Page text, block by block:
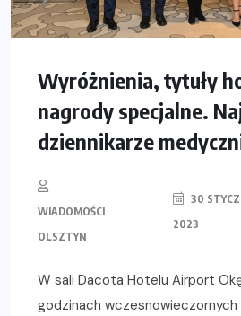
Wyróżnienia, tytuły
nagrody specjalne.
dziennikarze
WIADOMOŚCI
OLSZTYN
30
2023
W sali Dacota Hotelu Airport
godzinach wczesnowieczornych